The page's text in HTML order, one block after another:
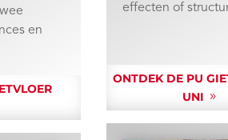
en
effecten of
ONTDEK DE PU
UNI